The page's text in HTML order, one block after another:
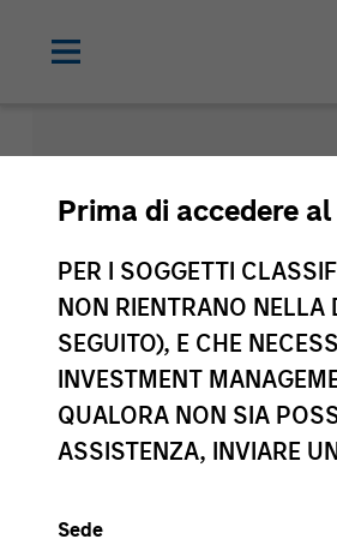
Prima di accedere
PER I SOGGETTI
NON RIENTRANO NELLA
SEGUITO), E CHE
INVESTMENT
QUALORA NON SIA
ASSISTENZA, INVIARE
Sede